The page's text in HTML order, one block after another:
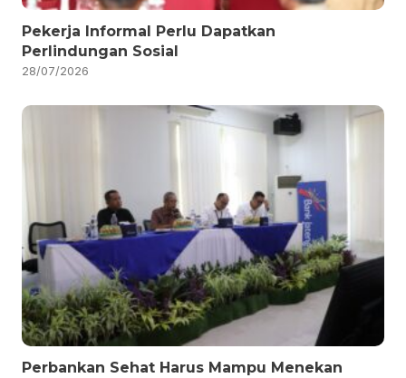
Pekerja Informal Perlu Dapatkan
Perlindungan Sosial
28/07/2026
Perbankan Sehat Harus Mampu Menekan